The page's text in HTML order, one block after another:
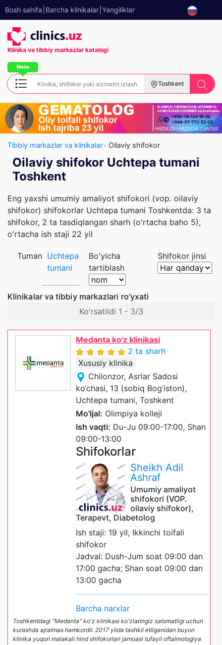
Bosh sahifa Barcha klinikalar Yangiliklar
Klinika va tibbiy markazlar katalogi
Toshkent
Tibbiy markazlar va klinikalar Oilaviy shifokor
Oilaviy shifokor Uchtepa tumani
Toshkent
Eng yaxshi umumiy amaliyot shifokori (vop. oilaviy
shifokor) shifokorlar Uchtepa tumani Toshkentda: 3 ta
shifokor, 2 ta tasdiqlangan sharh (o'rtacha baho 5),
o'rtacha ish staji 22 yil
Tuman Uchtepa
tumani
Bo'yicha
tartiblash
Shifokor jinsi
Klinikalar va tibbiy markazlari ro'yxati
Ko'rsatildi 1 - 3/3
Medanta ko'z klinikasi
2 ta sharh
Xususiy klinika
Chilonzor, Asrlar Sadosi
ko‘chasi, 13 (sobiq Bog‘iston),
Uchtepa tumani, Toshkent
Mo'ljal: Olimpiya kolleji
Ish vaqti: Du-Ju 09:00-17:00, Shan
09:00-13:00
Shifokorlar
Sheikh Adil
Ashraf
Umumiy amaliyot
shifokori (VOP.
oilaviy shifokor),
Terapevt, Diabetolog
Ish staji: 19 yil, Ikkinchi toifali
shifokor
Jadval: Dush-Jum soat 09:00 dan
17:00 gacha; Shan soat 09:00 dan
13:00 gacha
Barcha narxlar
Toshkentdagi "Medanta" ko'z klinikasi ko'zlaringiz salomatligi uchun
kurashda ajralmas hamkordir. 2017 yilda tashkil etilganidan buyon
klinika yuqori malakali hind shifokorlari jamoasi tufayli oftalmologiya